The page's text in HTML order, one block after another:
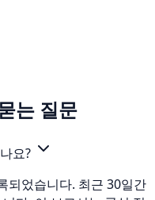
는 질문
요?
되었습니다. 최근 30일간